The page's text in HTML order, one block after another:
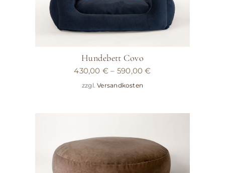
Hundebett Covo
430,00 € – 590,00€
zzgl.Versandkosten